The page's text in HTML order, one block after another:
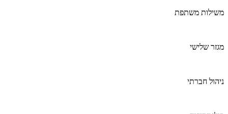
משילות משתפת
מגזר שלישי
ניהול חברתי